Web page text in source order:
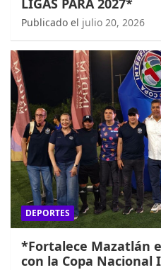
LIGAS PARA 2027*
Publicado el julio 20, 2026
DEPORTES
*Fortalece Mazatlán
con la Copa Nacional